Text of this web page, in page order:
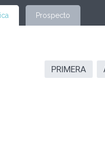
Prospecto
PRIMERA